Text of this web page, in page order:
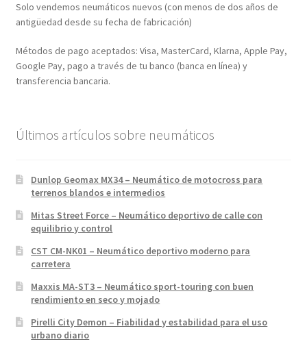
Solo vendemos neumáticos nuevos (con menos de dos años de
antigüedad desde su fecha de fabricación)
Métodos de pago aceptados: Visa, MasterCard, Klarna, Apple Pay,
Google Pay, pago a través de tu banco (banca en línea) y
transferencia bancaria.
Últimos artículos sobre neumáticos
Dunlop Geomax MX34 – Neumático de motocross para
terrenos blandos e intermedios
Mitas Street Force – Neumático deportivo de calle con
equilibrio y control
CST CM-NK01 – Neumático deportivo moderno para
carretera
Maxxis MA-ST3 – Neumático sport-touring con buen
rendimiento en seco y mojado
Pirelli City Demon – Fiabilidad y estabilidad para el uso
urbano diario